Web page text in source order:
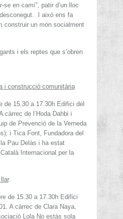
se en camí”, patir d’un lloc
I això ens fa
construir un món socialment
i els reptes que s’obren
i construcció comunitària
de 15.30 a 17.30h Edifici del
càrrec de l’Hoda Dahbi i
de Prevenció de la Verneda
i Tica Font, Fundadora del
Pau Delàs i ha estat
Internacional per la
.
de 15.30 a 17.30h Edifici
A càrrec de Clara Naya,
Lola No estàs sola